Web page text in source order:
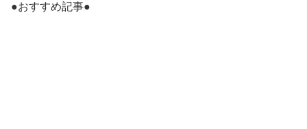
●おすすめ記事●